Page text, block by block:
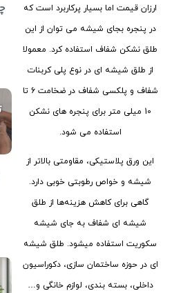
ارزان قیمت اما بسیار پرکاربرد است که
در پنجره بجای شیشه می توان از این
طلق نشکن شفاف استفاده کرد. معمولا
از طلق شیشه ای در نوع پلی کربنات
شفاف و پلکسی شفاف در ضخامت 6 تا
10 میلی متر برای پنجره های نشکن
استفاده می شود.
این ورق پلاستیکی، مقاومتی بالاتر از
شیشه و خواص رطوبتی خوبی دارد.
گاهی برای کاهش هزینه‌ها از طلق
شیشه ای شفاف به جای شیشه
سکوریت استفاده می‎شود. طلق شیشه
ای در حوزه ساختمان سازی، دکوراسیون
داخلی، بسته بندی، لوازم خانگی و…